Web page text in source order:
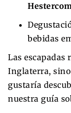
bebidas
Las escapadas
Inglaterra,
gustaría
nuestra guía